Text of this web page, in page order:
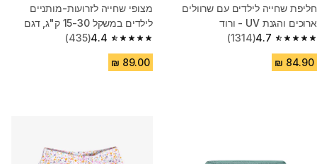
חליפת שחייה לילדים עם שרוולים
ארוכים והגנת UV - ורוד
4.7
4.7 out of 5 stars from 1314 reviews
(1314)
מצופי שחייה לזרועות-מותניים
לילדים במשקל 15-30 ק"ג, דגם
Tiswim - כתום
4.4
4.4 out of 5 stars from 435 reviews
(435)